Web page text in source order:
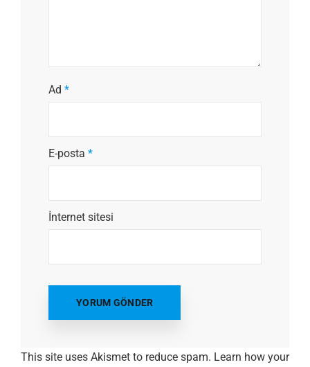
Ad *
E-posta *
İnternet sitesi
This site uses Akismet to reduce spam. Learn how your